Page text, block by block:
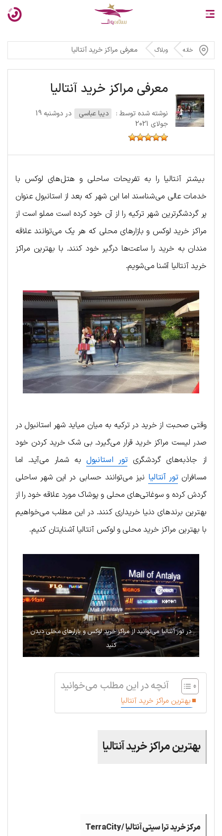
خانه وبلاگ معرفی مراکز خرید آنتالیا
معرفی مراکز خرید آنتالیا
نوشته شده توسط : دیبا عباسی
در دوشنبه 19
جولای 2021
بیشتر آنتالیا را به تفریحات ساحلی و هتل‌های لوکس با
خدمات عالی می‌شناسند اما این شهر که بعد از استانبول عنوان
پر گردشگرترین شهر ترکیه را از آن خود کرده است مملو است از
مراکز خرید لوکس و بازارهای محلی که هر یک می‌توانند علاقه
مندان به خرید را ساعت‌ها درگیر خود کنند. با بهترین مراکز
خرید آنتالیا آشنا می‌شویم.
وقتی صحبت از خرید در ترکیه به میان میاید شهر استانبول در
صدر لیست مراکز خرید قرار می‌گیرد. بی شک خرید کردن خود
از جاذبه‌های گردشگریتور استانبول به شمار می‌آید. اما
مسافرانتور آنتالیا نیز می‌توانند حسابی در این شهر ساحلی
گردش کرده و سوغاتی‌های محلی و پوشاک مورد علاقه خود را از
بهترین برندهای دنیا خریداری کنند. در این مطلب می‌خواهیم
با بهترین مراکز خرید محلی و لوکس آنتالیا آشنایتان کنیم.
در تور آنتالیا می‌توانید از مراکز خرید لوکس و بازارهای محلی دیدن
کنید
آنچه در این مطلب می‌خوانید
بهترین مراکز خرید آنتالیا
بهترین مراکز خرید آنتالیا
مرکز خرید ترا سیتی آنتالیا /TerraCity